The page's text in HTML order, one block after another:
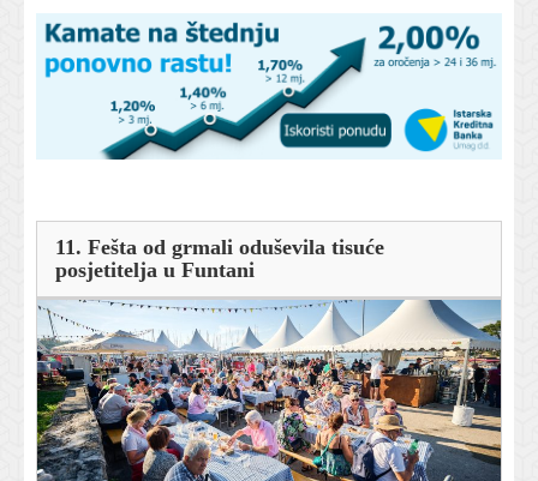
11. Fešta od grmali oduševila tisuće
posjetitelja u Funtani